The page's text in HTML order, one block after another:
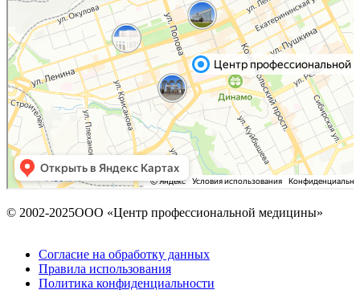
© 2002-2025ООО «Центр профессиональной медицины»
Согласие на обработку данных
Правила использования
Политика конфиденциальности